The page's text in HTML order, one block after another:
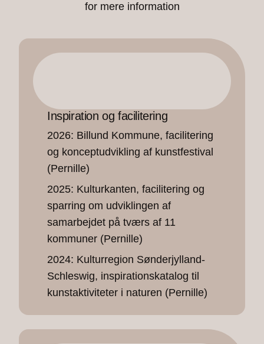
for mere information
Inspiration og facilitering
2026: Billund Kommune, facilitering
og konceptudvikling af kunstfestival
(Pernille)
2025: Kulturkanten, facilitering og
sparring om udviklingen af
samarbejdet på tværs af 11
kommuner (Pernille)
2024: Kulturregion Sønderjylland-
Schleswig, inspirationskatalog til
kunstaktiviteter i naturen (Pernille)